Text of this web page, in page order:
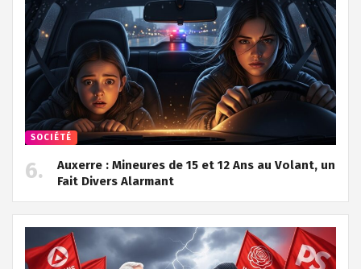
SOCIÉTÉ
Auxerre : Mineures de 15 et 12 Ans au Volant, un
Fait Divers Alarmant